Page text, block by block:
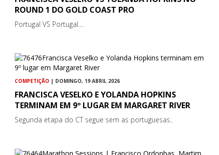
ROUND 1 DO GOLD COAST PRO
Portugal VS Portugal....
COMPETIÇÃO | DOMINGO, 19 ABRIL 2026
FRANCISCA VESELKO E YOLANDA HOPKINS
TERMINAM EM 9º LUGAR EM MARGARET RIVER
Segunda etapa do CT segue sem as portuguesas..